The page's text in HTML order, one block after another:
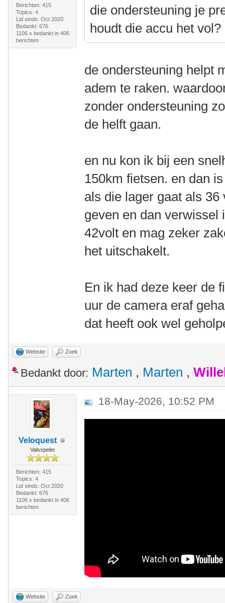
Berichten: 415
Topics: 4
Lid sinds: Oct 2020
Bedankt: 676
1106 x bedankt in 406
berichten
die ondersteuning je
houdt die accu het vol?
de ondersteuning helpt
adem te raken.
zonder ondersteuning
de helft gaan.
en nu kon ik bij een
150km fietsen. en dan
als die lager gaat als
geven en dan verwissel
42volt en mag zeker
het uitschakelt.
En ik had deze keer de
uur de camera eraf
dat heeft ook wel
Website Zoek
Bedankt door: Marten , Marten ,
Veloquest
Valsspeler
Berichten: 415
Topics: 4
Lid sinds: Oct 2020
Bedankt: 676
1106 x bedankt in 406
berichten
18-May-2026, 10:52 PM
Website Zoek